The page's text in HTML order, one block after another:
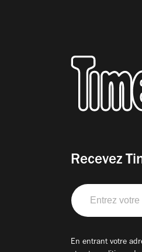
Recevez
Entrez
votre
adresse
En entrant votre